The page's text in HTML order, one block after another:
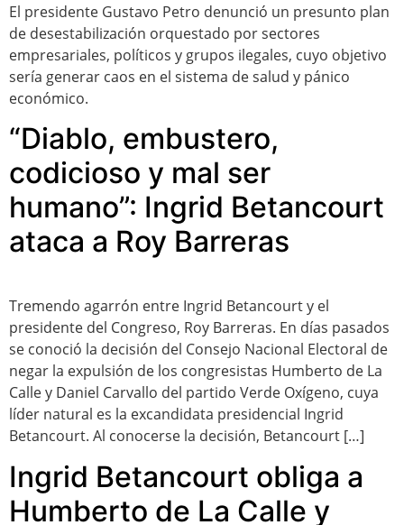
El presidente Gustavo Petro denunció un presunto plan
de desestabilización orquestado por sectores
empresariales, políticos y grupos ilegales, cuyo objetivo
sería generar caos en el sistema de salud y pánico
económico.
“Diablo, embustero,
codicioso y mal ser
humano”: Ingrid Betancourt
ataca a Roy Barreras
Tremendo agarrón entre Ingrid Betancourt y el
presidente del Congreso, Roy Barreras. En días pasados
se conoció la decisión del Consejo Nacional Electoral de
negar la expulsión de los congresistas Humberto de La
Calle y Daniel Carvallo del partido Verde Oxígeno, cuya
líder natural es la excandidata presidencial Ingrid
Betancourt. Al conocerse la decisión, Betancourt […]
Ingrid Betancourt obliga a
Humberto de La Calle y